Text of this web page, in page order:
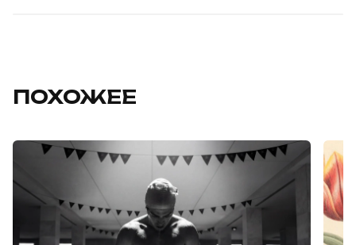
ПОХОЖЕЕ